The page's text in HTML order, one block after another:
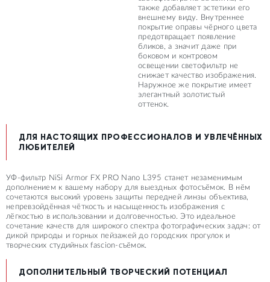
также добавляет эстетики его
внешнему виду. Внутреннее
покрытие оправы чёрного цвета
предотвращает появление
бликов, а значит даже при
боковом и контровом
освещении светофильтр не
снижает качество изображения.
Наружное же покрытие имеет
элегантный золотистый
оттенок.
ДЛЯ НАСТОЯЩИХ ПРОФЕССИОНАЛОВ И УВЛЕЧЁННЫХ
ЛЮБИТЕЛЕЙ
УФ-фильтр NiSi Armor FX PRO Nano L395 станет незаменимым
дополнением к вашему набору для выездных фотосъёмок. В нём
сочетаются высокий уровень защиты передней линзы объектива,
непревзойдённая чёткость и насыщенность изображения с
лёгкостью в использовании и долговечностью. Это идеальное
сочетание качеств для широкого спектра фотографических задач: от
дикой природы и горных пейзажей до городских прогулок и
творческих студийных fascion-съёмок.
ДОПОЛНИТЕЛЬНЫЙ ТВОРЧЕСКИЙ ПОТЕНЦИАЛ